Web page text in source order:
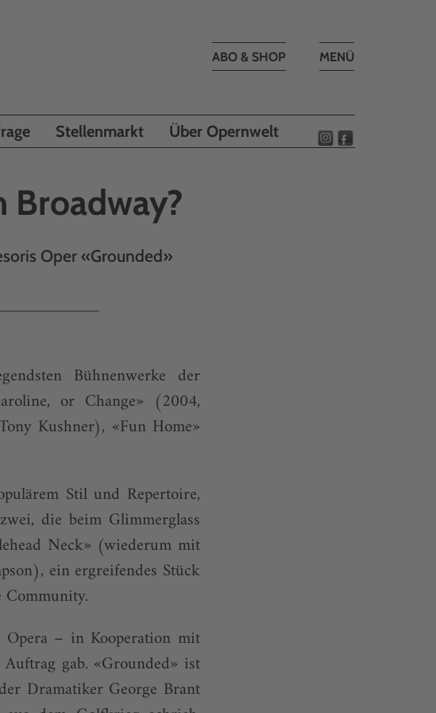
Toggle
MENÜ
ABO & SHOP
Stellenmarkt Über Opernwelt
Broadway?
Oper «Grounded»
Bühnenwerke der
or Change» (2004,
Kushner), «Fun Home»
Stil und Repertoire,
die beim Glimmerglass
Neck» (wiederum mit
ein ergreifendes Stück
Opera – in Kooperation mit
gab. «Grounded» ist
Dramatiker George Brant